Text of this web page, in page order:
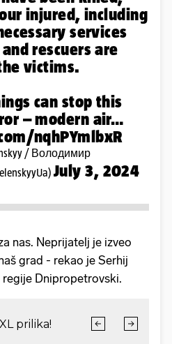
injured, including
services
rescuers are
victims.
can stop this
– modern air…
nqhPYmlbxR
/ Володимир
July 3, 2024
nas. Neprijatelj je izveo
grad - rekao je Serhij
regije Dnipropetrovski.